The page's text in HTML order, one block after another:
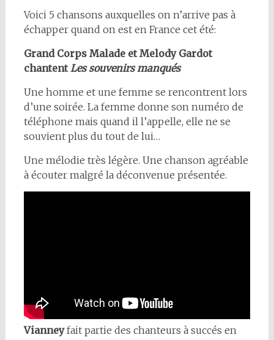
Voici 5 chansons auxquelles on n’arrive pas à
échapper quand on est en France cet été:
Grand Corps Malade et Melody Gardot
chantentLes souvenirs manqués
Une homme et une femme se rencontrent lors
d’une soirée. La femme donne son numéro de
téléphone mais quand il l’appelle, elle ne se
souvient plus du tout de lui…
Une mélodie très légère. Une chanson agréable
à écouter malgré la déconvenue présentée.
Vianneyfait partie des chanteurs à succés en